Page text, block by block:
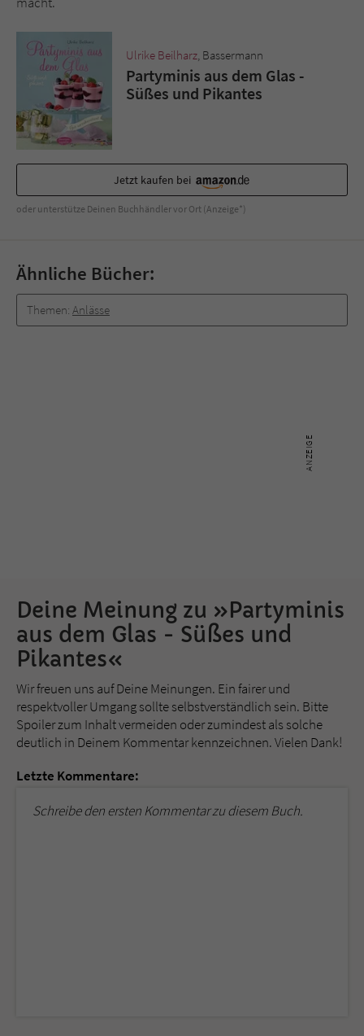
Ulrike Beilharz, Bassermann
Partyminis aus dem Glas -
Süßes und Pikantes
Jetzt kaufen bei
oder unterstütze Deinen Buchhändler vor Ort (Anzeige*)
Ähnliche Bücher:
Themen: Anlässe
Deine Meinung zu »Partyminis
aus dem Glas - Süßes und
Pikantes«
Wir freuen uns auf Deine Meinungen. Ein fairer und
respektvoller Umgang sollte selbstverständlich sein. Bitte
Spoiler zum Inhalt vermeiden oder zumindest als solche
deutlich in Deinem Kommentar kennzeichnen. Vielen Dank!
Letzte Kommentare:
Schreibe den ersten Kommentar zu diesem Buch.